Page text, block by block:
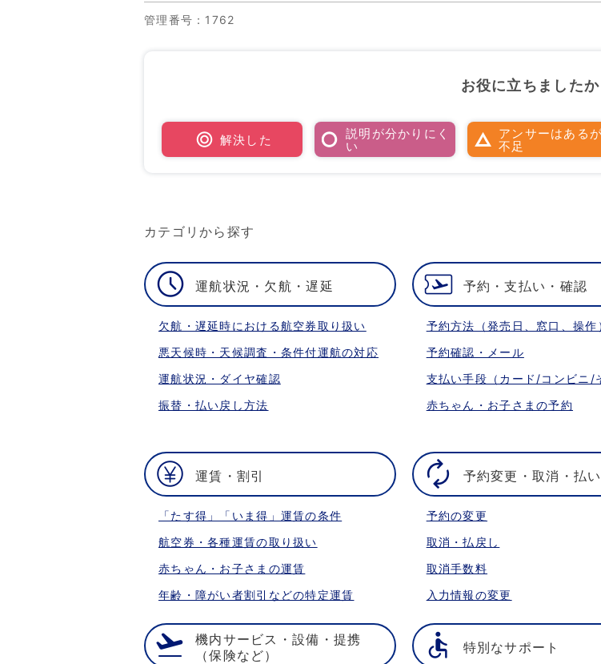
管理番号 ：1762
お役に立ちましたか
解決した
説明が分かりにく
い
アンサーはあるが
不足
カテゴリから探す
運航状況・欠航・遅延
欠航・遅延時における航空券取り扱い
悪天候時・天候調査・条件付運航の対応
運航状況・ダイヤ確認
振替・払い戻し方法
予約・支払い・確認
予約方法（発売日、窓口、操作
予約確認・メール
支払い手段（カード/コンビニ/
赤ちゃん・お子さまの予約
運賃・割引
「たす得」「いま得」運賃の条件
航空券・各種運賃の取り扱い
赤ちゃん・お子さまの運賃
年齢・障がい者割引などの特定運賃
予約変更・取消・払
予約の変更
取消・払戻し
取消手数料
入力情報の変更
機内サービス・設備・提携
（保険など）
特別なサポート